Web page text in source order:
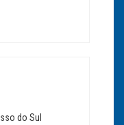
do Sul